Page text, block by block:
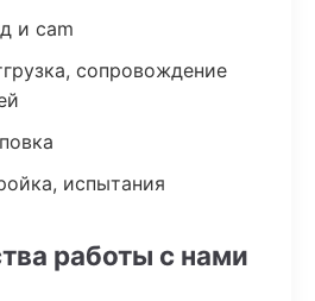
и cam
сопровождение
испытания
работы с нами